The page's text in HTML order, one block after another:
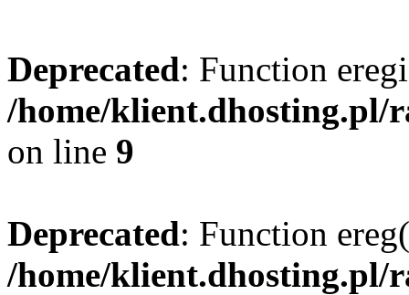
Deprecated: Function
/home/klient.dhosting.pl/
on line 9
Deprecated: Function
/home/klient.dhosting.pl/